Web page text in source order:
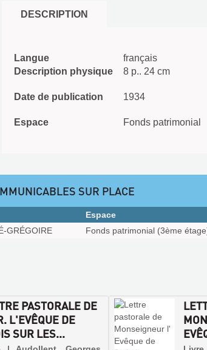
DESCRIPTION
Langue
français
Description physique
8 p.. 24 cm
Date de publication 1934
Espace Fonds patrimonial
SUR PLACE
Espace
GRÉGOIRE
Fonds patrimonial (3ème
PASTORALE DE
L'EVÊQUE DE
SUR LES...